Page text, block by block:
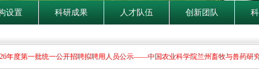
设置 科研成果 人才队伍 创新团队
年度第一批统一公开招聘拟聘用人员公示——中国农业科学院兰州畜牧与兽药研究